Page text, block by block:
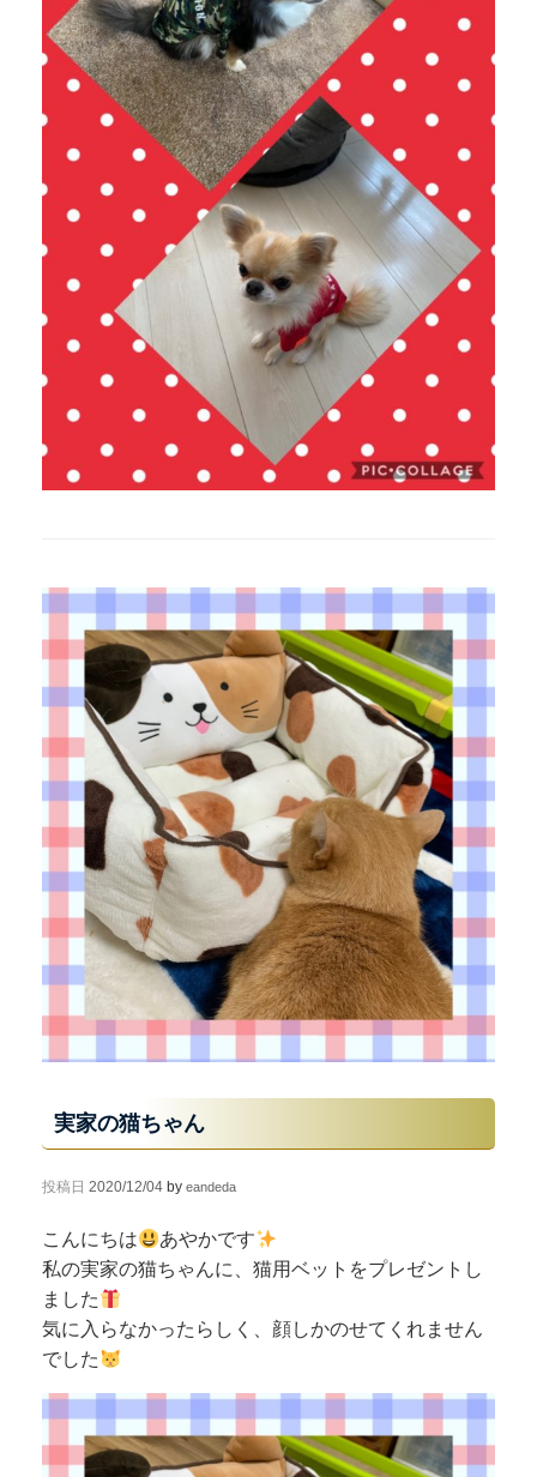
実家の猫ちゃん
投稿日 2020/12/04 by eandeda
こんにちは
あやかです
私の実家の猫ちゃんに、猫用ベットをプレゼントし
ました
気に入らなかったらしく、顔しかのせてくれません
でした